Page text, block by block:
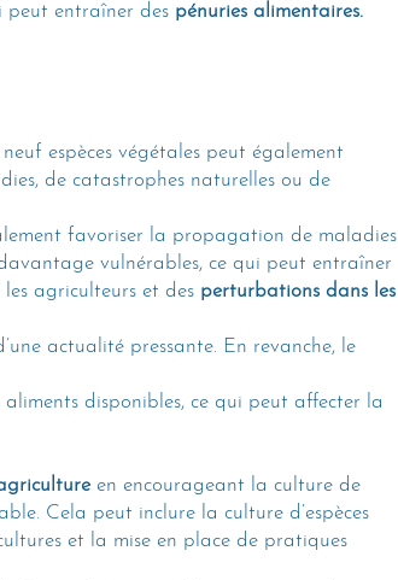
peut entraîner des pénuries alimentaires.
espèces végétales peut également
de catastrophes naturelles ou de
favoriser la propagation de maladies
vulnérables, ce qui peut entraîner
agriculteurs et des perturbations dans les
actualité pressante. En revanche, le
disponibles, ce qui peut affecter la
en encourageant la culture de
Cela peut inclure la culture d’espèces
et la mise en place de pratiques